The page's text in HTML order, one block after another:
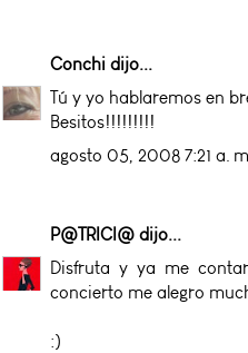
Conchi dijo...
Tú y yo hablaremos en
Besitos!!!!!!!!!
agosto 05, 2008 7:21 a.
P@TRICI@ dijo...
Disfruta y ya me
concierto me alegro
:)